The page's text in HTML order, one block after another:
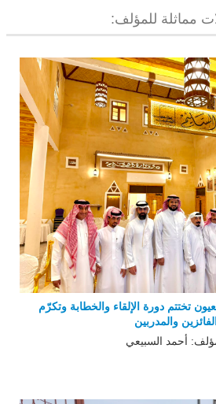
مماثلة للمؤلف:
تختتم دورة الإلقاء والخطابة وتكرّم
الفائزين والمدربين
أحمد السبيعي